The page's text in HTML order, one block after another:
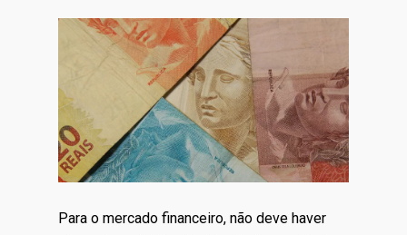
Para o mercado financeiro, não deve haver